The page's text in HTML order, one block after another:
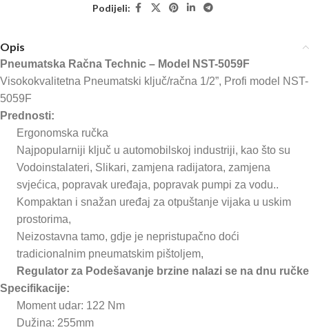
Podijeli:
Opis
Pneumatska Račna Technic – Model NST-5059F
Visokokvalitetna Pneumatski ključ/račna 1/2”, Profi model NST-
5059F
Prednosti:
Ergonomska ručka
Najpopularniji ključ u automobilskoj industriji, kao što su
Vodoinstalateri, Slikari, zamjena radijatora, zamjena
svjećica, popravak uređaja, popravak pumpi za vodu..
Kompaktan i snažan uređaj za otpuštanje vijaka u uskim
prostorima,
Neizostavna tamo, gdje je nepristupačno doći
tradicionalnim pneumatskim pištoljem,
Regulator za Podešavanje brzine nalazi se na dnu ručke
Specifikacije:
Moment udar: 122 Nm
Dužina: 255mm